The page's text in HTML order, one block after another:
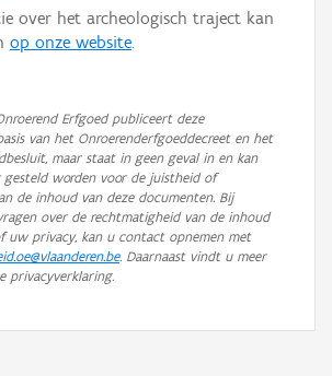
over het archeologisch traject kan
op onze website.
Erfgoed publiceert deze
van het Onroerenderfgoeddecreet en het
maar staat in geen geval in en kan
gesteld worden voor de juistheid of
de inhoud van deze documenten. Bij
over de rechtmatigheid van de inhoud
uw privacy, kan u contact opnemen met
. Daarnaast vindt u meer
privacyverklaring.